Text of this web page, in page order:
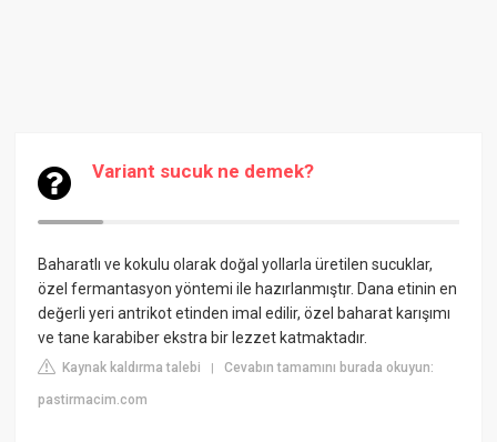
Variant sucuk ne demek?
Baharatlı ve kokulu olarak doğal yollarla üretilen sucuklar,
özel fermantasyon yöntemi ile hazırlanmıştır. Dana etinin en
değerli yeri antrikot etinden imal edilir, özel baharat karışımı
ve tane karabiber ekstra bir lezzet katmaktadır.
Kaynak kaldırma talebi |Cevabın tamamını burada okuyun:
pastirmacim.com